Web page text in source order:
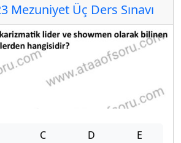
Mezuniyet Üç Ders Sınavı
C D E